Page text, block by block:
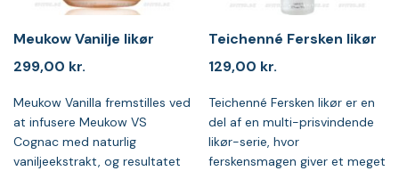
Meukow Vanilje likør
299,00 kr.
Meukow Vanilla fremstilles ved
at infusere Meukow VS
Cognac med naturlig
vaniljeekstrakt, og resultatet
Teichenné Fersken likør
129,00 kr.
Teichenné Fersken likør er en
del af en multi-prisvindende
likør-serie, hvor
ferskensmagen giver et meget